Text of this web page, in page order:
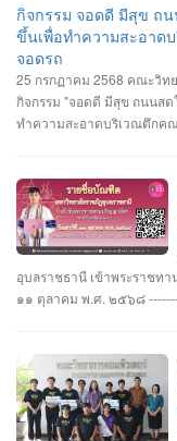
กิจกรรม จอดดี มีสุข ถ
ขึ้นเพื่อทำความสะอาด
จอดรถ
25 กรกฏาคม 2568 คณะวิท
กิจกรรม "จอดดี มีสุข ถนนส
ทำความสะอาดบริเวณตึกคณ
อุบลราชธานี เข้าพระราชท
๑๑ ตุลาคม พ.ศ. ๒๕๖๘